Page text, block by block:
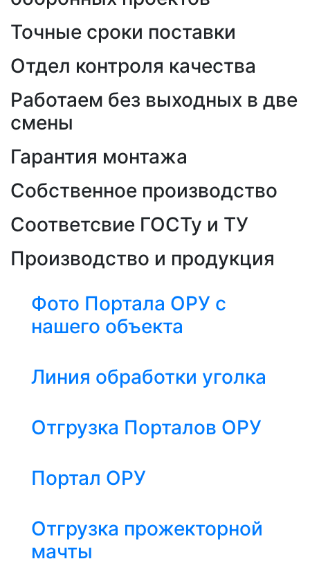
Точные сроки поставки
Отдел контроля качества
Работаем без выходных в две
смены
Гарантия монтажа
Собственное производство
Соответсвие ГОСТу и ТУ
Производство и продукция
Фото Портала ОРУ с
нашего объекта
Линия обработки уголка
Отгрузка Порталов ОРУ
Портал ОРУ
Отгрузка прожекторной
мачты